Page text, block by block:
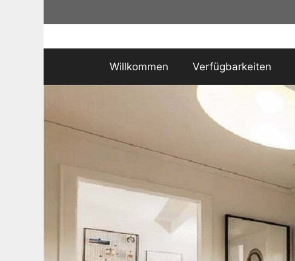
Willkommen Verfügbarkeiten